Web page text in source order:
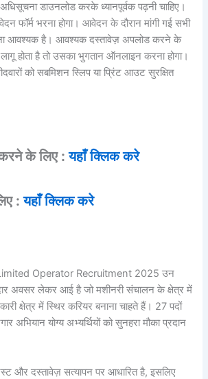
अधिसूचना डाउनलोड करके ध्यानपूर्वक पढ़नी चाहिए।
फॉर्म भरना होगा। आवेदन के दौरान मांगी गई सभी
आवश्यक है। आवश्यक दस्तावेज़ अपलोड करने के
होता है तो उसका भुगतान ऑनलाइन करना होगा।
को सबमिशन स्लिप या प्रिंट आउट सुरक्षित
के लिए :यहाँ क्लिक करे
:यहाँ क्लिक करे
Operator Recruitment 2025 उन
अवसर लेकर आई है जो मशीनरी संचालन के क्षेत्र में
क्षेत्र में स्थिर करियर बनाना चाहते हैं। 27 पदों
अभियान योग्य अभ्यर्थियों को सुनहरा मौका प्रदान
और दस्तावेज़ सत्यापन पर आधारित है, इसलिए